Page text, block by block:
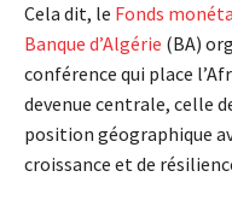
Cela dit, le Fonds
Banque d’Algérie (BA)
conférence qui place
devenue centrale, celle
position géographique
croissance et de